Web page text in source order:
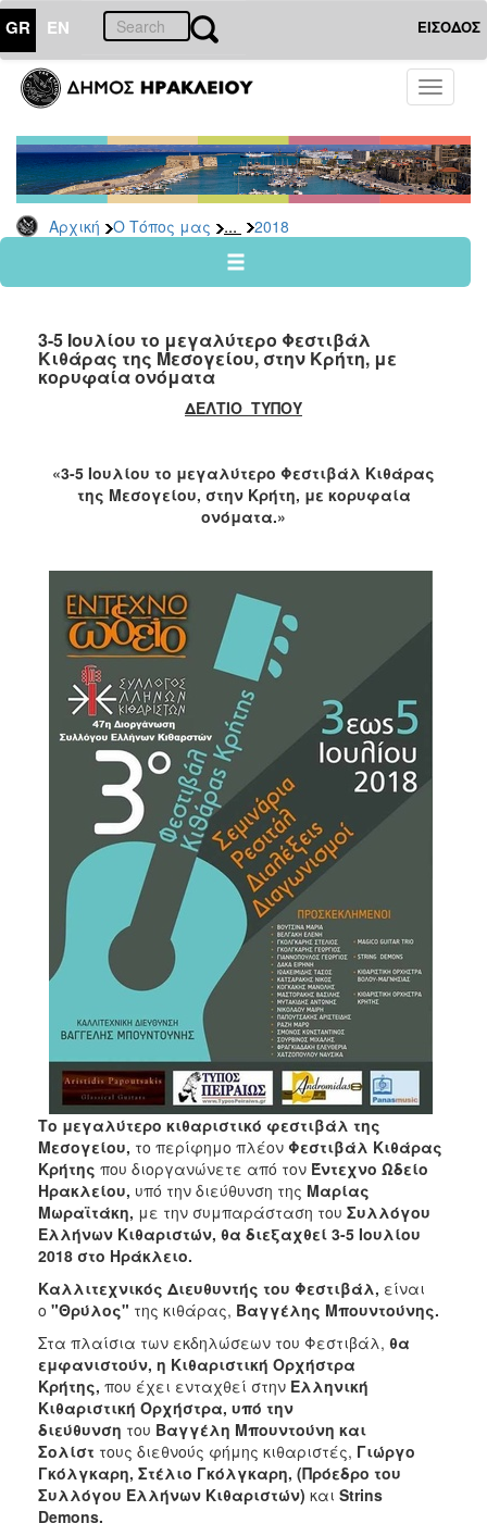
GR EN ΕΙΣΟΔΟΣ
Toggle
Αρχική Ο Τόπος μας ... 2018
ΤΟΠΟΣ
ΜΑΣ
Ανακοινώσεις
Αρχείο
2026
2024
2022
2021
2018
2012
2011
ΑΝΘΕΚΤΙΚΗ
3-5 Ιουλίου το μεγαλύτερο Φεστιβάλ
Κιθάρας της Μεσογείου, στην Κρήτη, με
κορυφαία ονόματα
ΔΕΛΤΙΟ ΤΥΠΟΥ
«3-5 Ιουλίου το μεγαλύτερο Φεστιβάλ Κιθάρας
της Μεσογείου, στην Κρήτη, με κορυφαία
ονόματα.»
Το μεγαλύτερο κιθαριστικό φεστιβάλ της
Μεσογείου, το περίφημο πλέον Φεστιβάλ Κιθάρας
Κρήτης που διοργανώνετε από τον Έντεχνο Ωδείο
Ηρακλείου, υπό την διεύθυνση της Μαρίας
Μωραϊτάκη, με την συμπαράσταση του Συλλόγου
Ελλήνων Κιθαριστών, θα διεξαχθεί 3-5 Ιουλίου
2018 στο Ηράκλειο.
Καλλιτεχνικός Διευθυντής του Φεστιβάλ, είναι
ο "Θρύλος" της κιθάρας, Βαγγέλης Μπουντούνης.
Στα πλαίσια των εκδηλώσεων του Φεστιβάλ, θα
εμφανιστούν, η Κιθαριστική Ορχήστρα
Κρήτης, που έχει ενταχθεί στην Ελληνική
Κιθαριστική Ορχήστρα, υπό την
διεύθυνση του Βαγγέλη Μπουντούνη και
Σολίστ τους διεθνούς φήμης κιθαριστές, Γιώργο
Γκόλγκαρη, Στέλιο Γκόλγκαρη, (Πρόεδρο του
Συλλόγου Ελλήνων Κιθαριστών) και Strins
Demons.